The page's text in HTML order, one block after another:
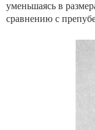
уменьшаясь в
сравне­нию с